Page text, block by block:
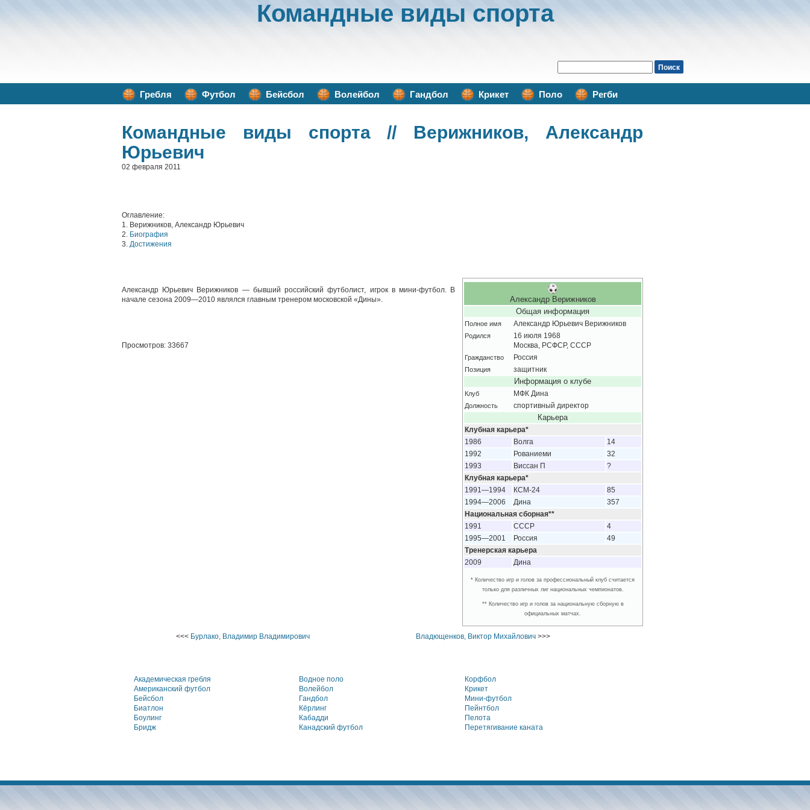
Командные виды спорта
Гребля Футбол Бейсбол Волейбол Гандбол Крикет Поло Регби
Командные виды спорта// Верижников, Александр
Юрьевич
02 февраля 2011
Оглавление:
1. Верижников, Александр Юрьевич
2. Биография
3. Достижения
Александр Верижников
Общая информация
Полное имя
Александр Юрьевич Верижников
Родился
16 июля 1968
Москва, РСФСР, СССР
Гражданство
Россия
Позиция
защитник
Информация о клубе
Клуб
МФК Дина
Должность
спортивный директор
Карьера
Клубная карьера*
1986
Волга
14
1992
Рованиеми
32
1993
Виссан П
?
Клубная карьера*
1991—1994
КСМ-24
85
1994—2006
Дина
357
Национальная сборная**
1991
СССР
4
1995—2001
Россия
49
Тренерская карьера
2009
Дина
* Количество игр и голов за профессиональный клуб считается
только для различных лиг национальных чемпионатов.
** Количество игр и голов за национальную сборную в
официальных матчах.
Александр Юрьевич Верижников — бывший российский футболист, игрок в мини-футбол. В
начале сезона 2009—2010 являлся главным тренером московской «Дины».
Просмотров: 33667
<<< Бурлако, Владимир Владимирович Владющенков, Виктор Михайлович >>>
Академическая гребля
Американский футбол
Бейсбол
Биатлон
Боулинг
Бридж
Водное поло
Волейбол
Гандбол
Кёрлинг
Кабадди
Канадский футбол
Корфбол
Крикет
Мини-футбол
Пейнтбол
Пелота
Перетягивание каната